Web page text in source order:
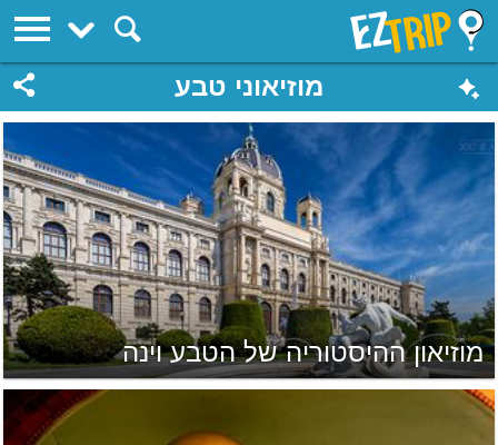
EZTrip
מוזיאוני טבע
מוזיאון ההיסטוריה של הטבע וינה